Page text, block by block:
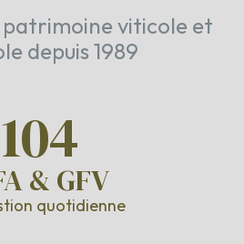
patrimoine viticole et
depuis 1989
104
& GFV
quotidienne